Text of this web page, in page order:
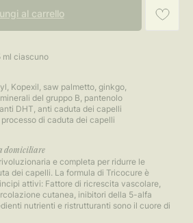
al carrello
ml ciascuno
Kopexil, saw palmetto, ginkgo,
del gruppo B, pantenolo
DHT, anti caduta dei capelli
di caduta dei capelli
domiciliare
e completa per ridurre le
dei capelli. La formula di Tricocure è
attivi: Fattore di ricrescita vascolare,
cutanea, inibitori della 5-alfa
nutrienti e ristrutturanti sono il cuore di